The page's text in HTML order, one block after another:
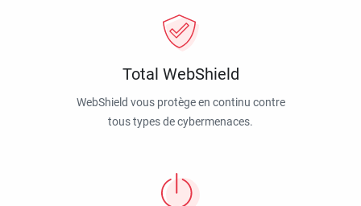
Total WebShield
WebShield vous protège en continu contre
tous types de cybermenaces.